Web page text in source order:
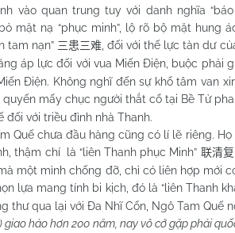
vào quan trung tuy với danh nghĩa “báo
mặt nạ “phục minh”, lộ rõ bộ mặt hung
tam nạn” 三患三难 , đối với thế lực tàn dư
áp lực đối với vua Miến Điện, buộc phải
Điện. Không nghĩ đến sự khổ tâm van
mấy chục người thắt cổ tại Bề Tử
đối với triều đình nhà Thanh.
chưa đầu hàng cũng có lí lẽ riêng. Họ
thậm chí là “liên Thanh phục Minh” 联清复
một mình chống đỡ, chỉ có liên hợp mới
lựa mang tính bi kịch, đó là “liên Thanh
thư qua lại với Đa Nhĩ Cổn, Ngô Tam Quế
hảo hơn 200 năm, nay vô cớ gặp phải